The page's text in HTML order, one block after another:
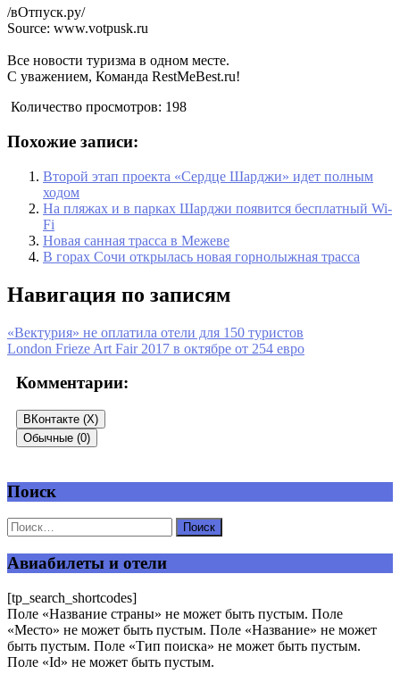
/вОтпуск.ру/
Source: www.votpusk.ru
Все новости туризма в одном месте.
С уважением, Команда RestMeBest.ru!
Количество просмотров: 198
Похожие записи:
Второй этап проекта «Сердце Шарджи» идет полным
ходом
На пляжах и в парках Шарджи появится бесплатный Wi-
Fi
Новая санная трасса в Межеве
В горах Сочи открылась новая горнолыжная трасса
Навигация по записям
«Вектурия» не оплатила отели для 150 туристов
London Frieze Art Fair 2017 в октябре от 254 евро
Комментарии:
ВКонтакте (X)
Обычные (0)
Добавить комментарий
Ваш адрес email не будет опубликован.
Поиск
Авиабилеты и отели
[tp_search_shortcodes]
Поле «Название страны» не может быть пустым. Поле
«Место» не может быть пустым. Поле «Название» не может
быть пустым. Поле «Тип поиска» не может быть пустым.
Поле «Id» не может быть пустым.